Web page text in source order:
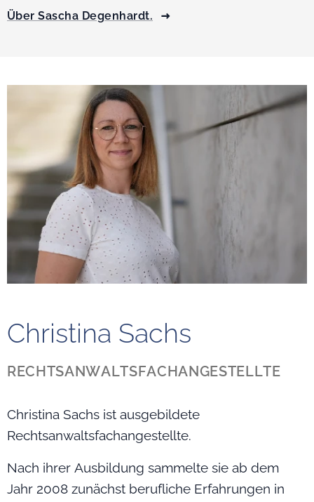
Über Sascha Degenhardt.
Christina Sachs
RECHTSANWALTSFACHANGESTELLTE
Christina Sachs ist ausgebildete
Rechtsanwaltsfachangestellte.
Nach ihrer Ausbildung sammelte sie ab dem
Jahr 2008 zunächst berufliche Erfahrungen in